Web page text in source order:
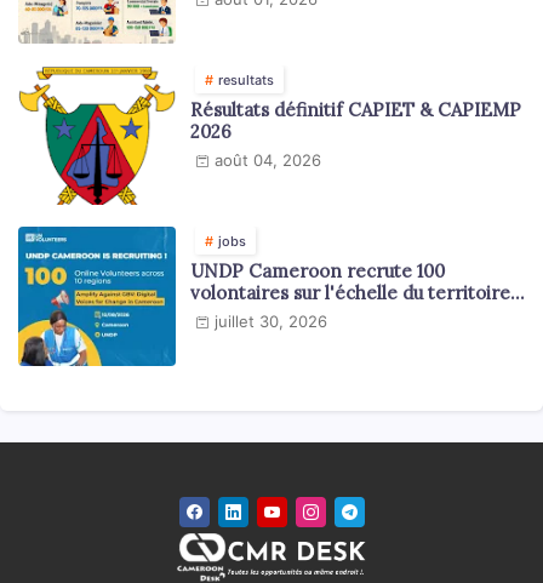
resultats
Résultats définitif CAPIET & CAPIEMP
2026
août 04, 2026
jobs
UNDP Cameroon recrute 100
volontaires sur l'échelle du territoire
national
juillet 30, 2026